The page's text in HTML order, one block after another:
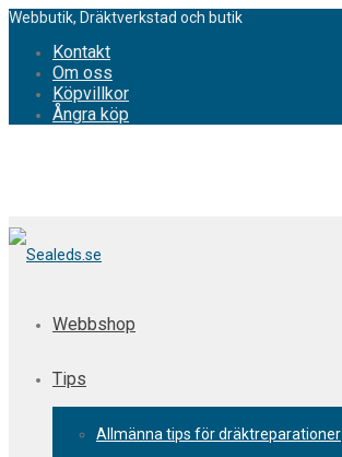
Webbutik, Dräktverkstad och butik
Kontakt
Om oss
Köpvillkor
Ångra köp
Webbshop
Tips
Allmänna tips för dräktreparationer